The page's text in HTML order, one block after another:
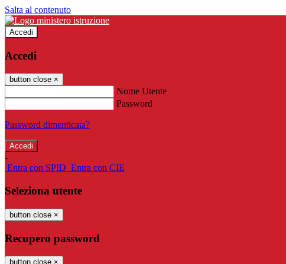
Salta al contenuto
Accedi
Accedi
button close ×
Nome Utente
Password
Password dimenticata?
-
Entra con SPID Entra con CIE
Seleziona utente
button close ×
Recupero password
button close ×